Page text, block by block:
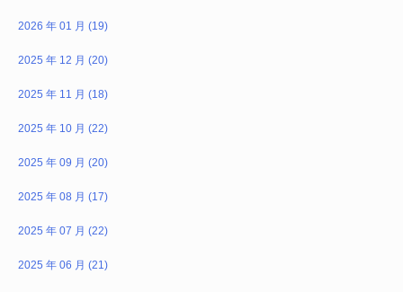
2026 年 01 月 (19)
2025 年 12 月 (20)
2025 年 11 月 (18)
2025 年 10 月 (22)
2025 年 09 月 (20)
2025 年 08 月 (17)
2025 年 07 月 (22)
2025 年 06 月 (21)